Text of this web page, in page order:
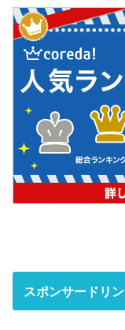
スポンサードリ